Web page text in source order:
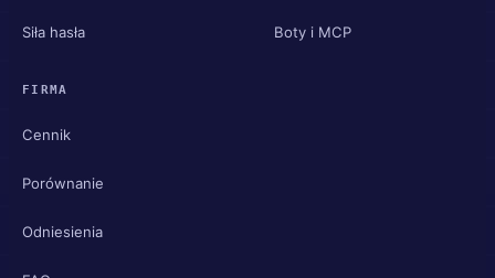
Siła hasła Boty i MCP
FIRMA
Cennik
Porównanie
Odniesienia